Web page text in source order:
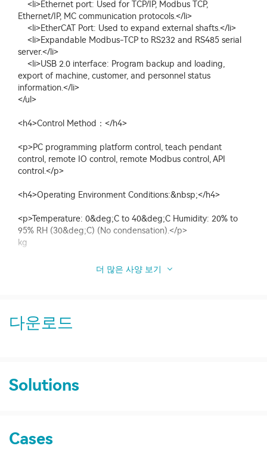
<li>Ethernet port: Used for TCP/IP, Modbus TCP,
Ethernet/IP, MC communication protocols.</li>
<li>EtherCAT Port: Used to expand external shafts.</li>
<li>Expandable Modbus-TCP to RS232 and RS485 serial
server.</li>
<li>USB 2.0 interface: Program backup and loading,
export of machine, customer, and personnel status
information.</li>
</ul>
<h4>Control Method：</h4>
<p>PC programming platform control, teach pendant
control, remote IO control, remote Modbus control, API
control.</p>
<h4>Operating Environment Conditions:&nbsp;</h4>
<p>Temperature: 0&deg;C to 40&deg;C Humidity: 20% to
95% RH (30&deg;C) (No condensation).</p>
kg
더 많은 사양 보기
다운로드
Solutions
Cases